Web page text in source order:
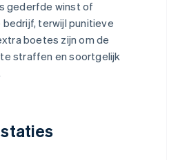
gederfde winst of
terwijl punitieve
boetes zijn om de
straffen en soortgelijk